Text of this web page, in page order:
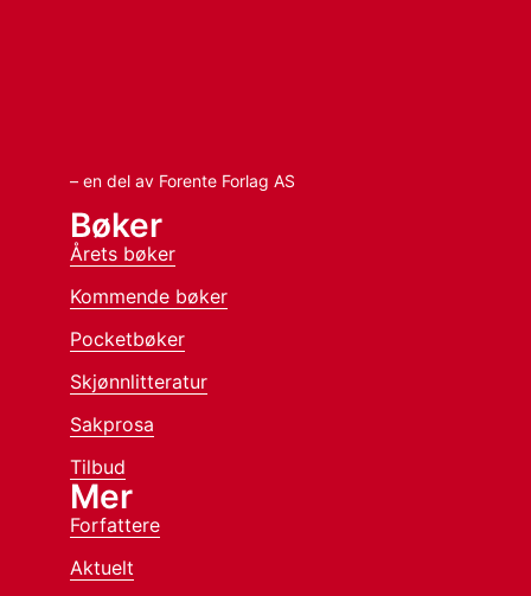
– en del av Forente Forlag AS
Bøker
Årets bøker
Kommende bøker
Pocketbøker
Skjønnlitteratur
Sakprosa
Tilbud
Mer
Forfattere
Aktuelt